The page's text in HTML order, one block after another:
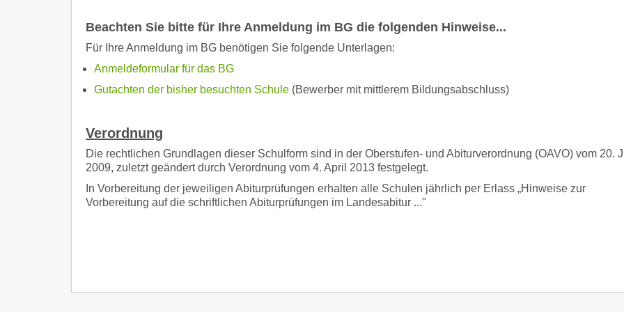
Beachten Sie bitte für Ihre Anmeldung im BG die folgenden Hinweise...
Für Ihre Anmeldung im BG benötigen Sie folgende Unterlagen:
Anmeldeformular für das BG
Gutachten der bisher besuchten Schule (Bewerber mit mittlerem Bildungsabschluss)
Verordnung
Die rechtlichen Grundlagen dieser Schulform sind in der Oberstufen- und Abiturverordnung (OAVO) vom 20.
2009, zuletzt geändert durch Verordnung vom 4. April 2013 festgelegt.
In Vorbereitung der jeweiligen Abiturprüfungen erhalten alle Schulen jährlich per Erlass „Hinweise zur
Vorbereitung auf die schriftlichen Abiturprüfungen im Landesabitur ..."